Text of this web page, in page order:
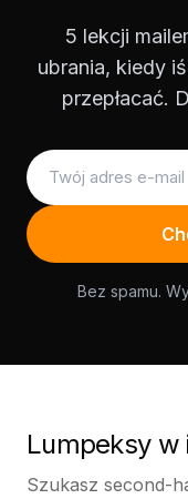
5 lekcji
ubrania, kiedy
przepłacać.
Bez spamu.
Lumpeksy w
Szukasz second-